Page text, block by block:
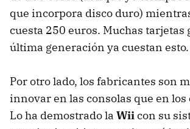
que incorpora disco duro)
cuesta 250 euros. Muchas tarjetas
última generación ya cuestan esto.
Por otro lado, los fabricantes son
innovar en las consolas que en
Lo ha demostrado la Wii con su